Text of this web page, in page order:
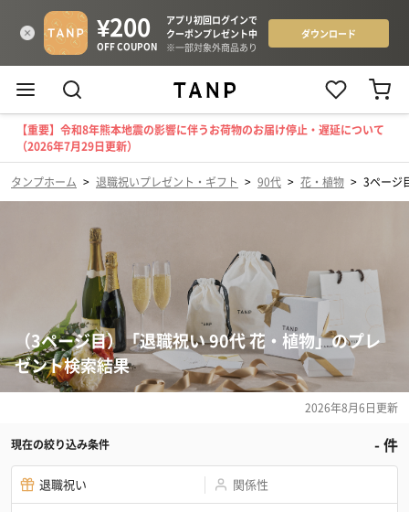
【重要】令和8年熊本地震の影響に伴うお荷物のお届け停止・遅延について
（2026年7月29日更新）
タンプホーム > 退職祝いプレゼント・ギフト > 90代 > 花・植物 > 3ページ
（3ページ目）「退職祝い 90代 花・植物」のプレ
ゼント検索結果
2026年8月6日更新
現在の絞り込み条件 -件
退職祝い 関係性